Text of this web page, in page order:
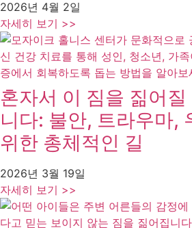
2026년 4월 2일
자세히 보기 >>
혼자서 이 짐을 짊어
니다: 불안, 트라우마,
위한 총체적인 길
2026년 3월 19일
자세히 보기 >>